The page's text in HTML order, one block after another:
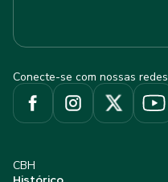
Conecte-se com nossas redes
CBH